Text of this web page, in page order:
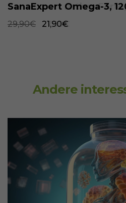
SanaExpert Omega-3,
29,90€ 21,90€
Andere